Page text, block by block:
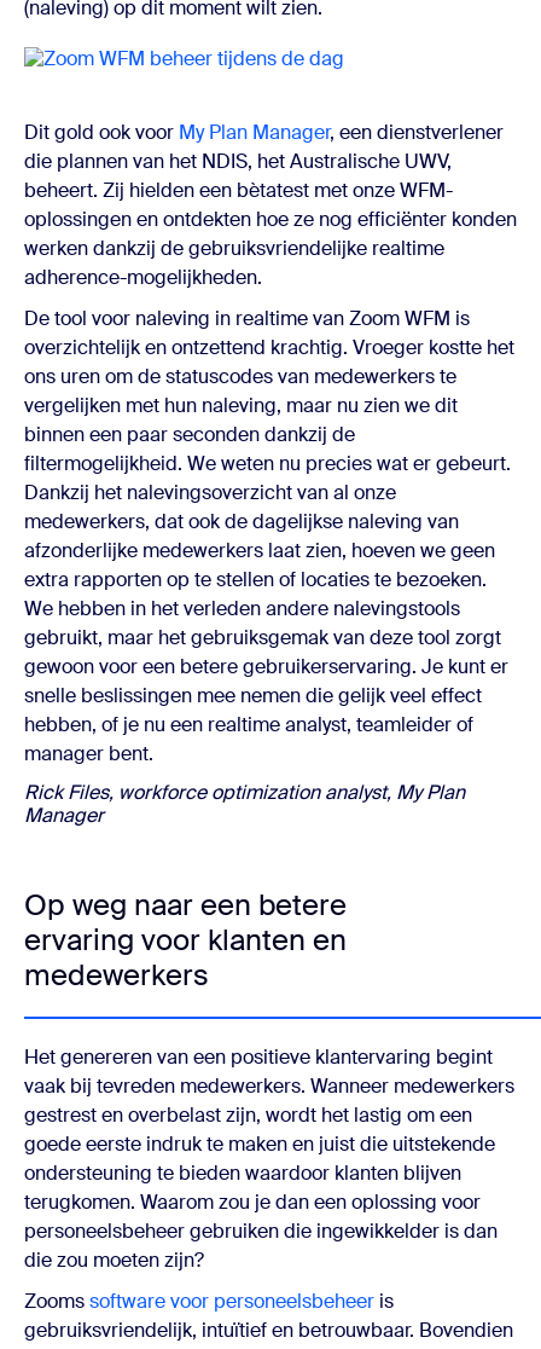
(naleving) op dit moment wilt zien.
Dit gold ook voor My Plan Manager, een dienstverlener
die plannen van het NDIS, het Australische UWV,
beheert. Zij hielden een bètatest met onze WFM-
oplossingen en ontdekten hoe ze nog efficiënter konden
werken dankzij de gebruiksvriendelijke realtime
adherence-mogelijkheden.
De tool voor naleving in realtime van Zoom WFM is
overzichtelijk en ontzettend krachtig. Vroeger kostte het
ons uren om de statuscodes van medewerkers te
vergelijken met hun naleving, maar nu zien we dit
binnen een paar seconden dankzij de
filtermogelijkheid. We weten nu precies wat er gebeurt.
Dankzij het nalevingsoverzicht van al onze
medewerkers, dat ook de dagelijkse naleving van
afzonderlijke medewerkers laat zien, hoeven we geen
extra rapporten op te stellen of locaties te bezoeken.
We hebben in het verleden andere nalevingstools
gebruikt, maar het gebruiksgemak van deze tool zorgt
gewoon voor een betere gebruikerservaring. Je kunt er
snelle beslissingen mee nemen die gelijk veel effect
hebben, of je nu een realtime analyst, teamleider of
manager bent.
Rick Files, workforce optimization analyst, My Plan
Manager
Op weg naar een betere
ervaring voor klanten en
medewerkers
Het genereren van een positieve klantervaring begint
vaak bij tevreden medewerkers. Wanneer medewerkers
gestrest en overbelast zijn, wordt het lastig om een
goede eerste indruk te maken en juist die uitstekende
ondersteuning te bieden waardoor klanten blijven
terugkomen. Waarom zou je dan een oplossing voor
personeelsbeheer gebruiken die ingewikkelder is dan
die zou moeten zijn?
Zoomssoftware voor personeelsbeheer is
gebruiksvriendelijk, intuïtief en betrouwbaar. Bovendien